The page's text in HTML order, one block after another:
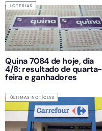
LOTERIAS
Quina 7084 de hoje, dia
4/8: resultado de quarta-
feira e ganhadores
ÚLTIMAS NOTÍCIAS